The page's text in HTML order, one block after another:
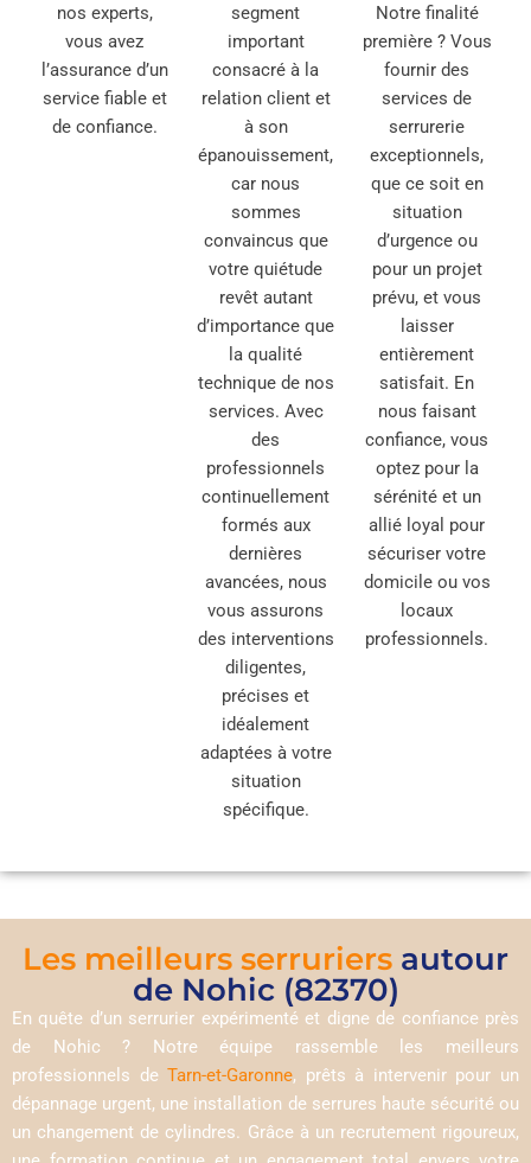
nos experts,
vous avez
l’assurance d’un
service fiable et
de confiance.
segment
important
consacré à la
relation client et
à son
épanouissement,
car nous
sommes
convaincus que
votre quiétude
revêt autant
d’importance que
la qualité
technique de nos
services. Avec
des
professionnels
continuellement
formés aux
dernières
avancées, nous
vous assurons
des interventions
diligentes,
précises et
idéalement
adaptées à votre
situation
spécifique.
Notre finalité
première ? Vous
fournir des
services de
serrurerie
exceptionnels,
que ce soit en
situation
d’urgence ou
pour un projet
prévu, et vous
laisser
entièrement
satisfait. En
nous faisant
confiance, vous
optez pour la
sérénité et un
allié loyal pour
sécuriser votre
domicile ou vos
locaux
professionnels.
Les meilleurs serruriers autour
de Nohic (82370)
En quête d’un serrurier expérimenté et digne de confiance près
de Nohic ? Notre équipe rassemble les meilleurs
professionnels deTarn-et-Garonne, prêts à intervenir pour un
dépannage urgent, une installation de serrures haute sécurité ou
un changement de cylindres. Grâce à un recrutement rigoureux,